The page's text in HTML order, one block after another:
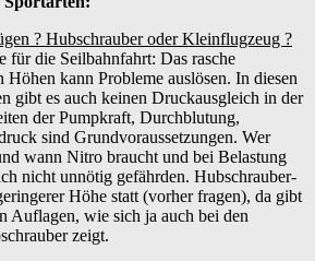
? Hubschrauber oder Kleinflugzeug ?
für die Seilbahnfahrt: Das rasche
kann Probleme auslösen. In diesen
gibt es auch keinen Druckausgleich in der
der Pumpkraft, Durchblutung,
sind Grundvoraussetzungen. Wer
wann Nitro braucht und bei Belastung
nicht unnötig gefährden. Hubschrauber-
Höhe statt (vorher fragen), da gibt
Auflagen, wie sich ja auch bei den
zeigt.